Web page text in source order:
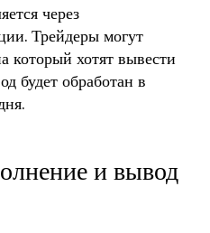
через
Трейдеры могут
который хотят вывести
будет обработан в
и вывод